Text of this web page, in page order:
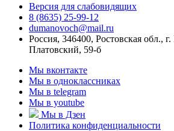
Версия для слабовидящих
8 (8635) 25-99-12
dumanovoch@mail.ru
Россия, 346400, Ростовская обл.,
Платовский, 59-б
Мы вконтакте
Мы в одноклассниках
Мы в telegram
Мы в youtube
Мы в Дзен
Политика конфиденциальности